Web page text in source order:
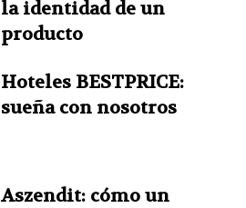
la identidad de un
producto
Hoteles BESTPRICE:
sueña con nosotros
Aszendit: cómo un